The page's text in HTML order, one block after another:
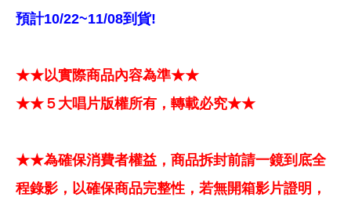
預計10/22~11/08到貨!
★★以實際商品內容為準★★
★★５大唱片版權所有，轉載必究★★
★★為確保消費者權益，商品拆封前請一鏡到底全
程錄影，以確保商品完整性，若無開箱影片證明，